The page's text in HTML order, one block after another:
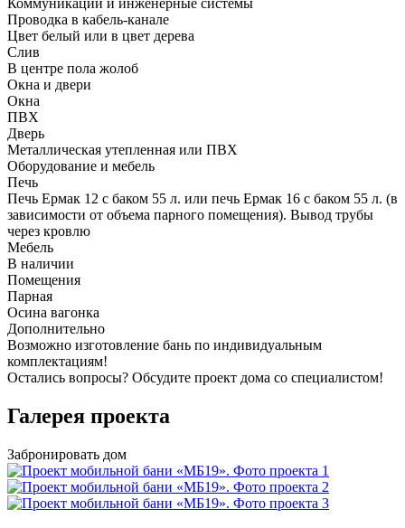
Коммуникации и инженерные системы
Проводка в кабель-канале
Цвет белый или в цвет дерева
Слив
В центре пола жолоб
Окна и двери
Окна
ПВХ
Дверь
Металлическая утепленная или ПВХ
Оборудование и мебель
Печь
Печь Ермак 12 с баком 55 л. или печь Ермак 16 с баком 55 л. (в
зависимости от объема парного помещения). Вывод трубы
через кровлю
Мебель
В наличии
Помещения
Парная
Осина вагонка
Дополнительно
Возможно изготовление бань по индивидуальным
комплектациям!
Остались вопросы? Обсудите проект дома со специалистом!
Галерея проекта
Забронировать дом